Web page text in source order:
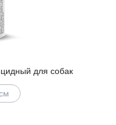
для собак